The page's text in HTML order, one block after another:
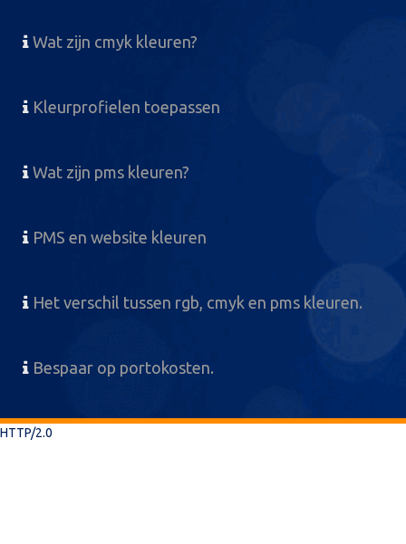
Wat zijn cmyk kleuren?
Kleurprofielen toepassen
Wat zijn pms kleuren?
PMS en website kleuren
Het verschil tussen rgb, cmyk en pms kleuren.
Bespaar op portokosten.
HTTP/2.0